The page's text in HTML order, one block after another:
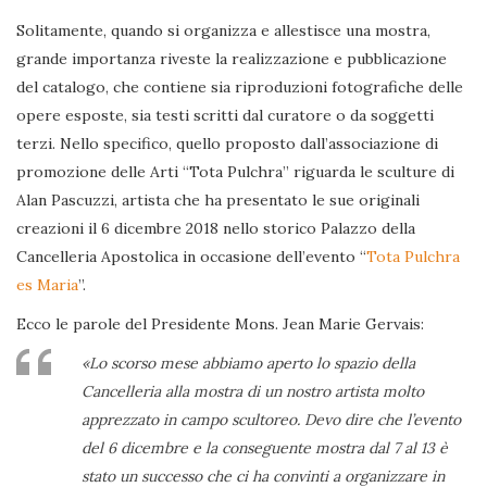
Solitamente, quando si organizza e allestisce una mostra,
grande importanza riveste la realizzazione e pubblicazione
del catalogo, che contiene sia riproduzioni fotografiche delle
opere esposte, sia testi scritti dal curatore o da soggetti
terzi. Nello specifico, quello proposto dall’associazione di
promozione delle Arti “Tota Pulchra” riguarda le sculture di
Alan Pascuzzi, artista che ha presentato le sue originali
creazioni il 6 dicembre 2018 nello storico Palazzo della
Cancelleria Apostolica in occasione dell’evento “Tota Pulchra
es Maria”.
Ecco le parole del Presidente Mons. Jean Marie Gervais:
«Lo scorso mese abbiamo aperto lo spazio della
Cancelleria alla mostra di un nostro artista molto
apprezzato in campo scultoreo. Devo dire che l’evento
del 6 dicembre e la conseguente mostra dal 7 al 13 è
stato un successo che ci ha convinti a organizzare in